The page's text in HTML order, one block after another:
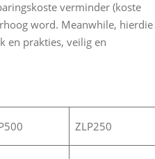
verminder (koste
word. Meanwhile, hierdie
en prakties, veilig en
ZLP250